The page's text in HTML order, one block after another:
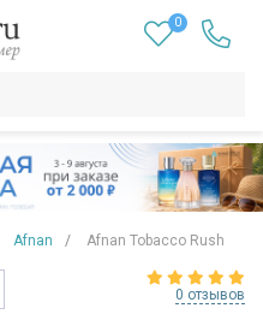
0
Afnan Afnan Tobacco Rush
0 отзывов